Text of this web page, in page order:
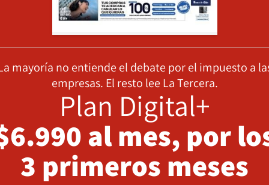
mayoría no entiende el debate por el impuesto a
empresas. El resto lee La Tercera.
Plan Digital+
al mes, por
3 primeros meses